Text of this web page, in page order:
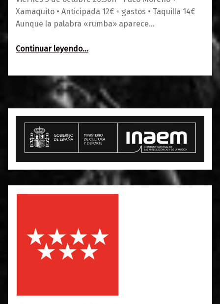
Xamaquito • Anticipada 12€ + gastos • Taquilla 14€
Aunque la palabra «rumba» aparece…
Continuar leyendo…